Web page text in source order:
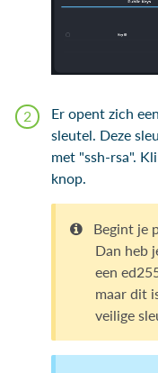
Er opent zich
sleutel. Deze
met "ssh-rsa".
knop.
Begint je
Dan heb
een
maar dit
veilige